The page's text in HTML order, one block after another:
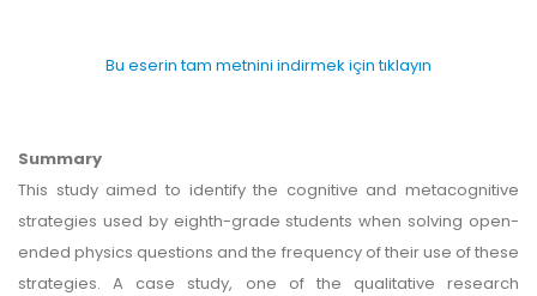
Bu eserin tam metnini indirmek için tıklayın
Summary
This study aimed to identify the cognitive and metacognitive
strategies used by eighth-grade students when solving open-
ended physics questions and the frequency of their use of these
strategies. A case study, one of the qualitative research